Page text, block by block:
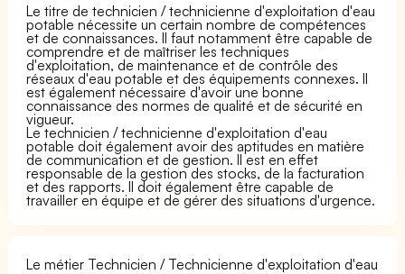
Le titre de technicien / technicienne d'exploitation d'eau
potable nécessite un certain nombre de compétences
et de connaissances. Il faut notamment être capable de
comprendre et de maîtriser les techniques
d'exploitation, de maintenance et de contrôle des
réseaux d'eau potable et des équipements connexes. Il
est également nécessaire d'avoir une bonne
connaissance des normes de qualité et de sécurité en
vigueur.
Le technicien / technicienne d'exploitation d'eau
potable doit également avoir des aptitudes en matière
de communication et de gestion. Il est en effet
responsable de la gestion des stocks, de la facturation
et des rapports. Il doit également être capable de
travailler en équipe et de gérer des situations d'urgence.
Le métier Technicien / Technicienne d'exploitation d'eau